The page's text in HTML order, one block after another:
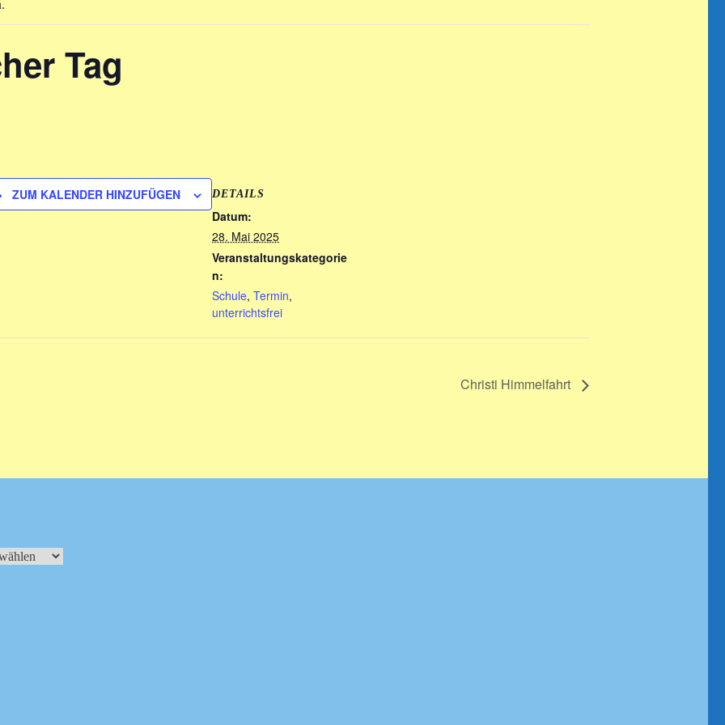
Tag
ZUM KALENDER HINZUFÜGEN DETAILS
Datum:
28. Mai 2025
Veranstaltungskategorie
n:
Schule, Termin,
unterrichtsfrei
Christi Himmelfahrt